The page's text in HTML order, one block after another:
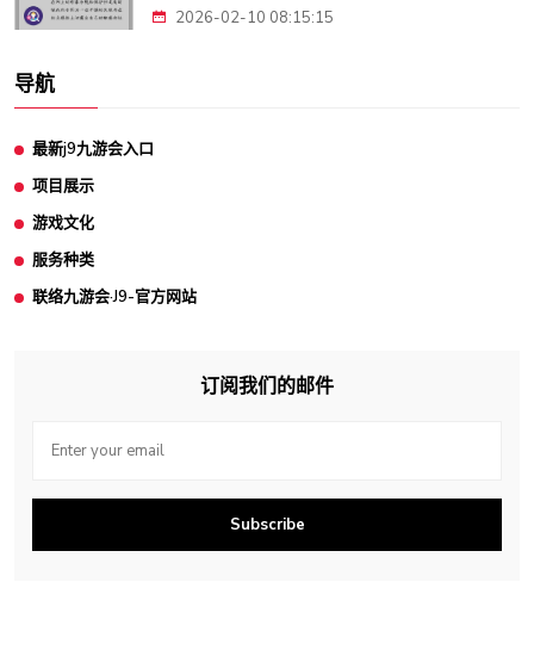
2026-02-10 08:15:15
导航
最新j9九游会入口
项目展示
游戏文化
服务种类
联络九游会·J9-官方网站
订阅我们的邮件
Subscribe